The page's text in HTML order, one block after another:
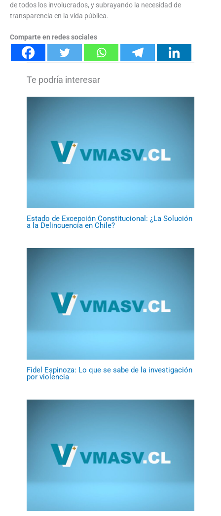
de todos los involucrados, y subrayando la necesidad de
transparencia en la vida pública.
Comparte en redes sociales
Estado de Excepción Constitucional: ¿La Solución
a la Delincuencia en Chile?
Fidel Espinoza: Lo que se sabe de la investigación
por violencia